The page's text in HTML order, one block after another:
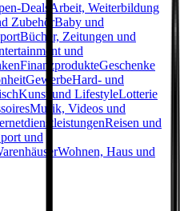
Deals Arbeit, Weiterbildung
ZubehörBaby und
Bücher, Zeitungen und
und
FinanzprodukteGeschenke
GewerbeHard- und
Kunst und LifestyleLotterie
Musik, Videos und
Reisen und
und
Wohnen, Haus und